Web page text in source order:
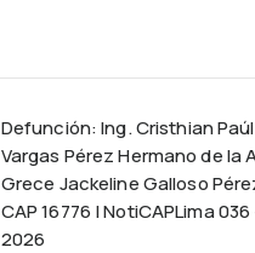
Defunción: Ing. Cristhian Paúl
Vargas Pérez Hermano de la
Grece Jackeline Galloso
CAP 16776 | NotiCAPLima 036
2026